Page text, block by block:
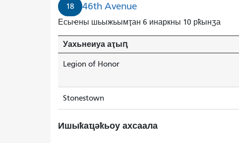
18 46th Avenue
Есыҽны шьыжьымҭан 6 инаркны 10 рҟынӡа
Уахьнеиуа аҭыԥ
Legion of Honor
Stonestown
Ишыҟаҵәҟьоу ахсаала